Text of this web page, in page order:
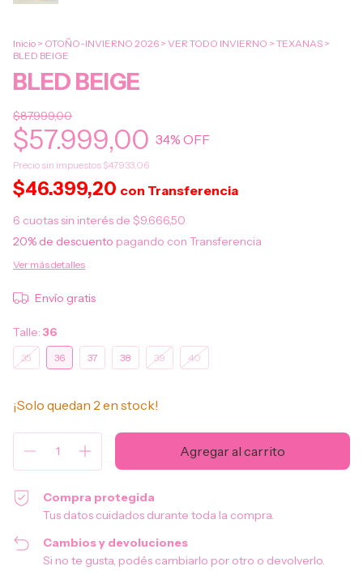
Inicio > OTOÑO-INVIERNO 2026 > VER TODO INVIERNO > TEXANAS >
BLED BEIGE
BLED BEIGE
$87.999,00
$57.999,00 34% OFF
Precio sin impuestos $47.933,06
$46.399,20 con Transferencia
6 cuotas sin interés de $9.666,50
20% de descuento pagando con Transferencia
Ver más detalles
Envío gratis
Talle: 36
35 36 37 38 39 40
¡Solo quedan 2 en stock!
Compra protegida
Tus datos cuidados durante toda la compra.
Cambios y devoluciones
Si no te gusta, podés cambiarlo por otro o devolverlo.